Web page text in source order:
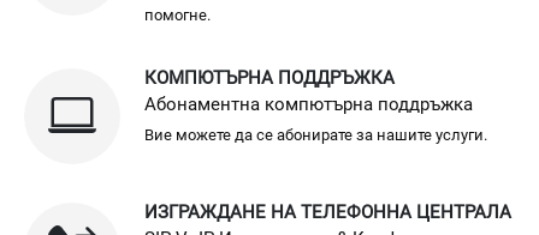
помогне.
КОМПЮТЪРНА ПОДДРЪЖКА
Абонаментна компютърна поддръжка
Вие можете да се абонирате за нашите услуги.
ИЗГРАЖДАНЕ НА ТЕЛЕФОННА ЦЕНТРАЛА